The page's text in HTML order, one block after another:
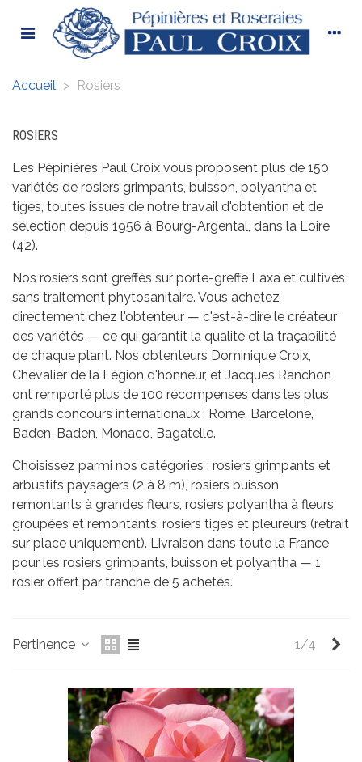
Accueil > Rosiers
ROSIERS
Les Pépinières Paul Croix vous proposent plus de 150
variétés de rosiers grimpants, buisson, polyantha et
tiges, toutes issues de notre travail d'obtention et de
sélection depuis 1956 à Bourg-Argental, dans la Loire
(42).
Nos rosiers sont greffés sur porte-greffe Laxa et cultivés
sans traitement phytosanitaire. Vous achetez
directement chez l'obtenteur — c'est-à-dire le créateur
des variétés — ce qui garantit la qualité et la traçabilité
de chaque plant. Nos obtenteurs Dominique Croix,
Chevalier de la Légion d'honneur, et Jacques Ranchon
ont remporté plus de 100 récompenses dans les plus
grands concours internationaux : Rome, Barcelone,
Baden-Baden, Monaco, Bagatelle.
Choisissez parmi nos catégories : rosiers grimpants et
arbustifs paysagers (2 à 8 m), rosiers buisson
remontants à grandes fleurs, rosiers polyantha à fleurs
groupées et remontants, rosiers tiges et pleureurs (retrait
sur place uniquement). Livraison dans toute la France
pour les rosiers grimpants, buisson et polyantha — 1
rosier offert par tranche de 5 achetés.
Pertinence 1/4